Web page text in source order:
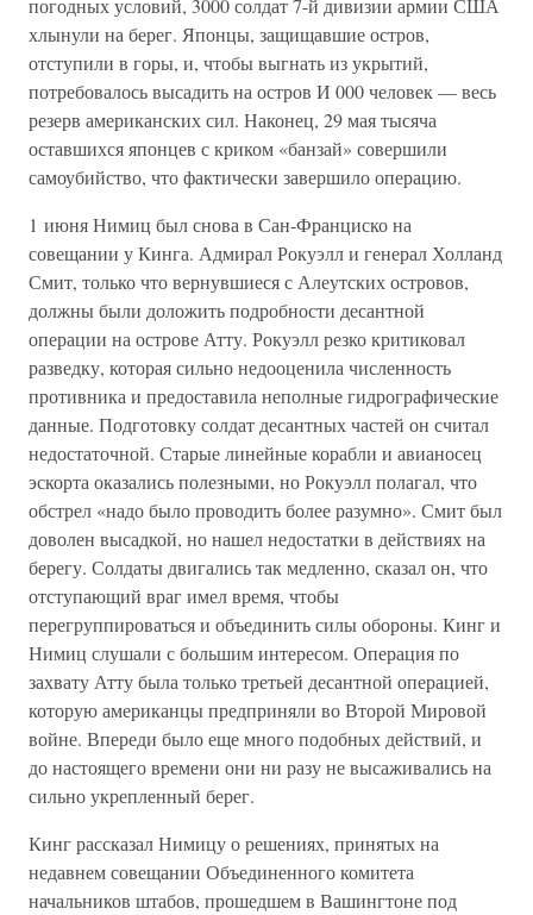
погодных условий, 3000 солдат 7-й дивизии армии США
хлынули на берег. Японцы, защищавшие остров,
отступили в горы, и, чтобы выгнать из укрытий,
потребовалось высадить на остров И 000 человек — весь
резерв американских сил. Наконец, 29 мая тысяча
оставшихся японцев с криком «банзай» совершили
самоубийство, что фактически завершило операцию.
1 июня Нимиц был снова в Сан-Франциско на
совещании у Кинга. Адмирал Рокуэлл и генерал Холланд
Смит, только что вернувшиеся с Алеутских островов,
должны были доложить подробности десантной
операции на острове Атту. Рокуэлл резко критиковал
разведку, которая сильно недооценила численность
противника и предоставила неполные гидрографические
данные. Подготовку солдат десантных частей он считал
недостаточной. Старые линейные корабли и авианосец
эскорта оказались полезными, но Рокуэлл полагал, что
обстрел «надо было проводить более разумно». Смит был
доволен высадкой, но нашел недостатки в действиях на
берегу. Солдаты двигались так медленно, сказал он, что
отступающий враг имел время, чтобы
перегруппироваться и объединить силы обороны. Кинг и
Нимиц слушали с большим интересом. Операция по
захвату Атту была только третьей десантной операцией,
которую американцы предприняли во Второй Мировой
войне. Впереди было еще много подобных действий, и
до настоящего времени они ни разу не высаживались на
сильно укрепленный берег.
Кинг рассказал Нимицу о решениях, принятых на
недавнем совещании Объединенного комитета
начальников штабов, прошедшем в Вашингтоне под